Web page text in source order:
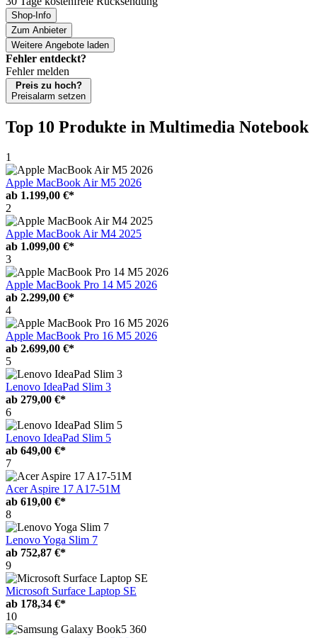
Shop-Info
Zum Anbieter
Weitere Angebote laden
Fehler entdeckt?
Fehler melden
Preis zu hoch?
Preisalarm setzen
Top 10 Produkte in Multimedia Notebook
1
Apple MacBook Air M5 2026
ab 1.199,00 €*
2
Apple MacBook Air M4 2025
ab 1.099,00 €*
3
Apple MacBook Pro 14 M5 2026
ab 2.299,00 €*
4
Apple MacBook Pro 16 M5 2026
ab 2.699,00 €*
5
Lenovo IdeaPad Slim 3
ab 279,00 €*
6
Lenovo IdeaPad Slim 5
ab 649,00 €*
7
Acer Aspire 17 A17-51M
ab 619,00 €*
8
Lenovo Yoga Slim 7
ab 752,87 €*
9
Microsoft Surface Laptop SE
ab 178,34 €*
10